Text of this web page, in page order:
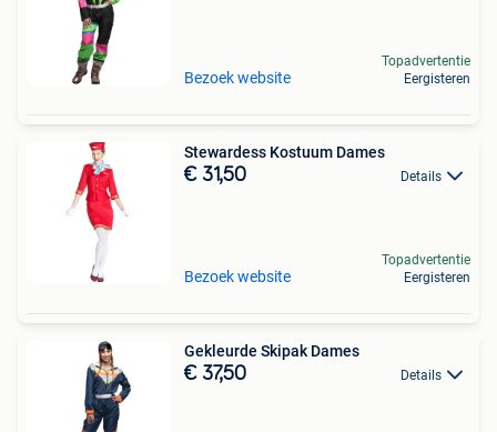
Bezoek website
Topadvertentie
Eergisteren
Stewardess Kostuum Dames
€ 31,50 Details
Bezoek website
Topadvertentie
Eergisteren
Gekleurde Skipak Dames
€ 37,50 Details